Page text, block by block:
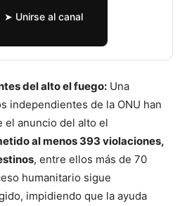
➤ Unirse al canal
del alto el fuego: Una
independientes de la ONU han
el anuncio del alto el
al menos 393 violaciones,
, entre ellos más de 70
humanitario sigue
impidiendo que la ayuda